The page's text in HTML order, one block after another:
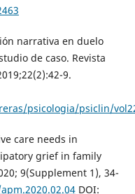
narrativa en duelo
de caso. Revista
9.
psicologia/psiclin/
care needs in
grief in family
9(Supplement 1), 34-
DOI: